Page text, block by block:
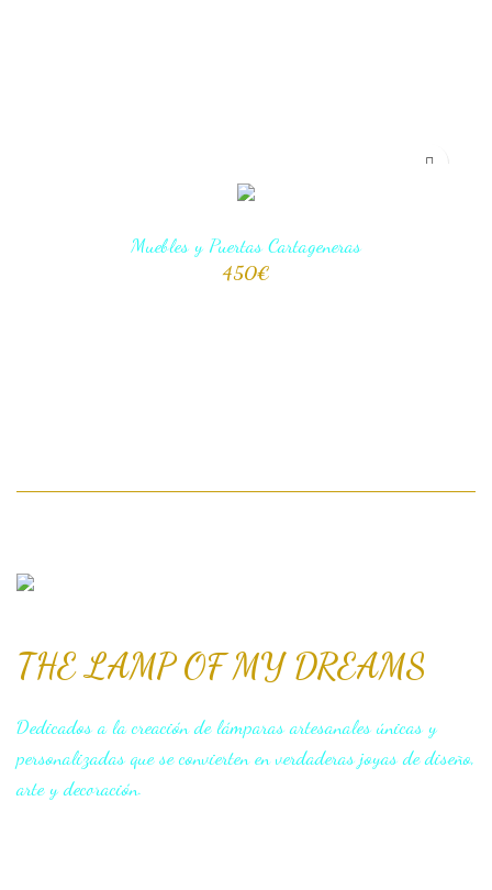
Muebles y Puertas Cartageneras
450€
THE LAMP OF MY DREAMS
Dedicados a la creación de lámparas artesanales únicas y
personalizadas que se convierten en verdaderas joyas de diseño,
arte y decoración.